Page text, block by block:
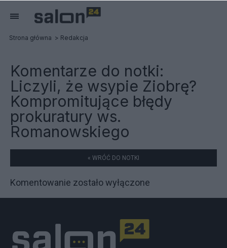
Strona główna Redakcja
Komentarze do notki:
Liczyli, że wsypie Ziobrę?
Kompromitujące błędy
prokuratury ws.
Romanowskiego
« WRÓĆ DO NOTKI
Komentowanie zostało wyłączone